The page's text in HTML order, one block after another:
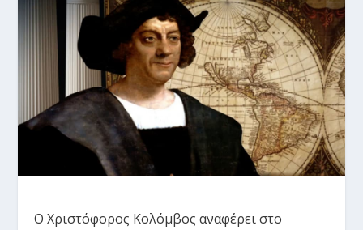
Ο Χριστόφορος Κολόμβος αναφέρει στο